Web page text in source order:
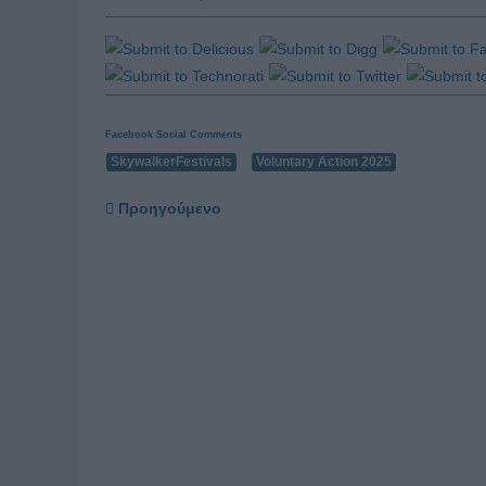
Facebook Social Comments
SkywalkerFestivals Voluntary Action 2025
Προηγούμενο